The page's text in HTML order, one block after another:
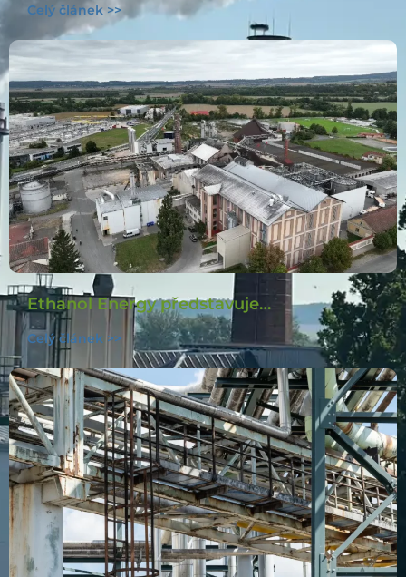
Celý článek >>
Ethanol Energy představuje…
Celý článek >>